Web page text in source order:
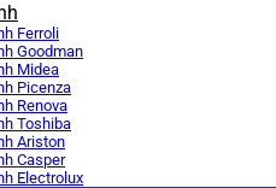
Ferroli
Goodman
Midea
Picenza
Renova
Toshiba
Ariston
Casper
Electrolux